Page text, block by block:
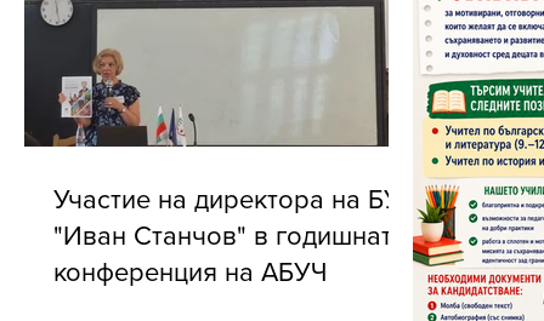
Участие на директора на БУ
"Иван Станчов" в годишната
конференция на АБУЧ